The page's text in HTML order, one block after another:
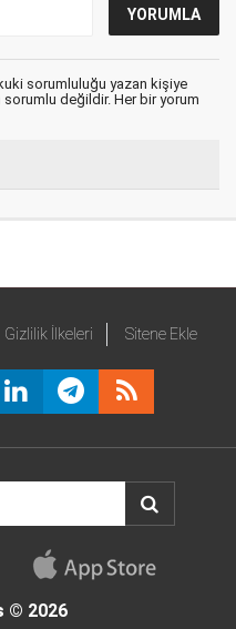
sorumluluğu yazan kişiye
sorumlu değildir. Her bir yorum
Gizlilik İlkeleri Sitene Ekle
© 2026